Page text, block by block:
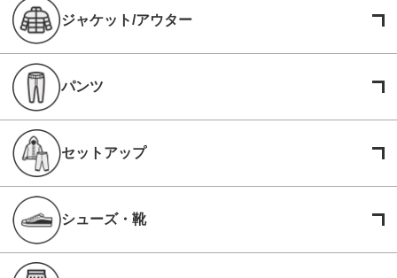
ジャケット/アウター
パンツ
セットアップ
シューズ・靴